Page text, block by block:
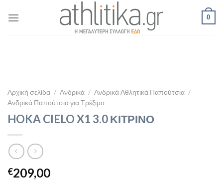
0
Αρχική σελίδα / Ανδρικά / Ανδρικά Αθλητικά Παπούτσια /
Ανδρικά Παπούτσια για Τρέξιμο
HOKA CIELO X1 3.0 ΚΙΤΡΙΝΟ
€209,00